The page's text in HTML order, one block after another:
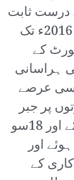
درست ثابت
ہوتی ہے۔ صرف 2014ء سے 2016ء تک
کے
جنسی ہراسانی
اسی عرصے
پر جبر
کے 15ہزار کیس رجسٹرڈ ہوئے اور 18سو
اور
کے